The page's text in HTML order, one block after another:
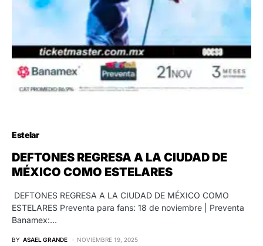
Estelar
DEFTONES REGRESA A LA CIUDAD DE
MÉXICO COMO ESTELARES
DEFTONES REGRESA A LA CIUDAD DE MÉXICO COMO
ESTELARES Preventa para fans: 18 de noviembre | Preventa
Banamex:…
BY ASAEL GRANDE NOVIEMBRE 19, 2025